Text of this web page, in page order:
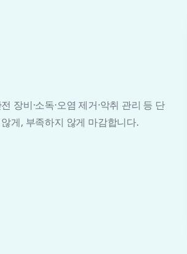
장비·소독·오염 제거·악취 관리 등 단
게, 부족하지 않게 마감합니다.